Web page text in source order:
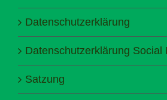
Datenschutzerklärung
Datenschutzerklärung Social
Satzung